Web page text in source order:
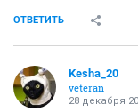
ОТВЕТИТЬ
Kesha_20
veteran
28 декабря